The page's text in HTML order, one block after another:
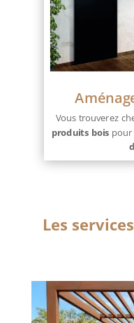
Vous trouverez
produits bois pour
Les services